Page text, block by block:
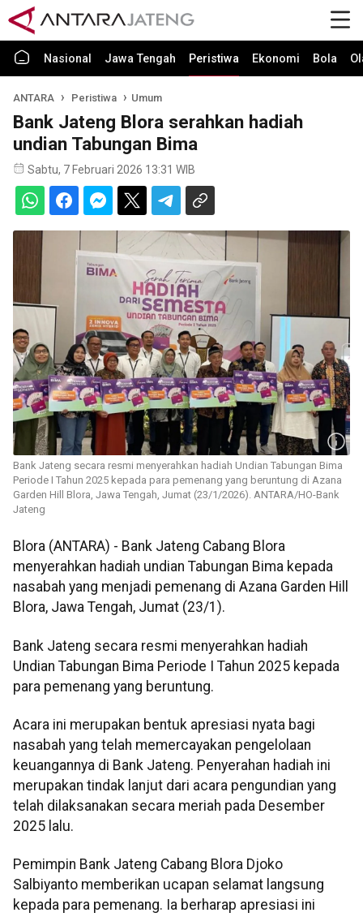
Nasional Jawa Tengah Peristiwa Ekonomi Bola
ANTARA Peristiwa Umum
Bank Jateng Blora serahkan hadiah
undian Tabungan Bima
Sabtu, 7 Februari 2026 13:31 WIB
Bank Jateng secara resmi menyerahkan hadiah Undian Tabungan Bima
Periode I Tahun 2025 kepada para pemenang yang beruntung di Azana
Garden Hill Blora, Jawa Tengah, Jumat (23/1/2026). ANTARA/HO-Bank
Jateng
Blora (ANTARA) - Bank Jateng Cabang Blora
menyerahkan hadiah undian Tabungan Bima kepada
nasabah yang menjadi pemenang di Azana Garden Hill
Blora, Jawa Tengah, Jumat (23/1).
Bank Jateng secara resmi menyerahkan hadiah
Undian Tabungan Bima Periode I Tahun 2025 kepada
para pemenang yang beruntung.
Acara ini merupakan bentuk apresiasi nyata bagi
nasabah yang telah memercayakan pengelolaan
keuangannya di Bank Jateng. Penyerahan hadiah ini
merupakan tindak lanjut dari acara pengundian yang
telah dilaksanakan secara meriah pada Desember
2025 lalu.
Pemimpin Bank Jateng Cabang Blora Djoko
Salbiyanto memberikan ucapan selamat langsung
kepada para pemenang. Ia berharap apresiasi ini